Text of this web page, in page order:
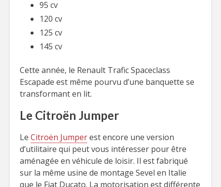
95 cv
120 cv
125 cv
145 cv
Cette année, le Renault Trafic Spaceclass
Escapade est même pourvu d’une banquette se
transformant en lit.
Le Citroën Jumper
Le Citroën Jumperest encore une version
d’utilitaire qui peut vous intéresser pour être
aménagée en véhicule de loisir. Il est fabriqué
sur la même usine de montage Sevel en Italie
que le Fiat Ducato. La motorisation est différente